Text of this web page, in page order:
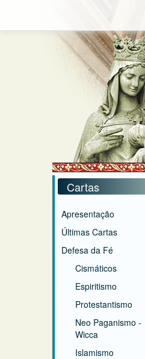
Cartas
Apresentação
Últimas Cartas
Defesa da Fé
Cismáticos
Espiritismo
Protestantismo
Neo Paganismo -
Wicca
Islamismo